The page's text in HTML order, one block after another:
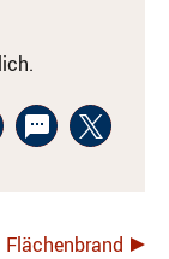
Flächenbrand